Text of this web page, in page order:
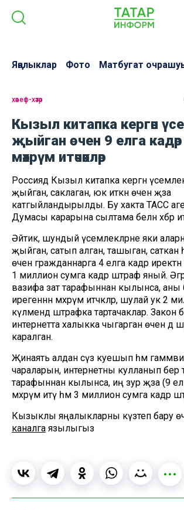
Яңалыклар Фото Матбугат
хәвеф-хәтәр
Кызыл китапка кергән
җыйган өчен 9 елга кадәр
мәхрүм итәчәкләр
Россиядә Кызыл китапка кергән үсемлек
җыйган, саклаган, юк иткән өчен җәза
катгыйландырылды. Бу хакта ТАСС
Думасы карарына сылтама белән хәбәр
Әйтик, шундый үсемлекләрне яки
җыйган, сатып алган, ташыган, саткан
өчен гражданнарга 4 елга кадәр иректән
1 миллион сумга кадәр штраф яный.
вазифа зат тарафыннан кылынса, аны
ирегеннән мәхрүм итәчәкләр, шулай ук 2
күләмендә штрафка тартачаклар. Закон
интернетта халыкка чыгарган өчен дә
каралган.
Җинаять алдан сүз куешып һәм гаммәви
чараларын, интернетны кулланып бер
тарафыннан кылынса, иң зур җәза (9
мәхрүм итү һәм 3 миллион сумга кадәр
Кызыклы яңалыкларны күзәтеп бару
каналга язылыгыз